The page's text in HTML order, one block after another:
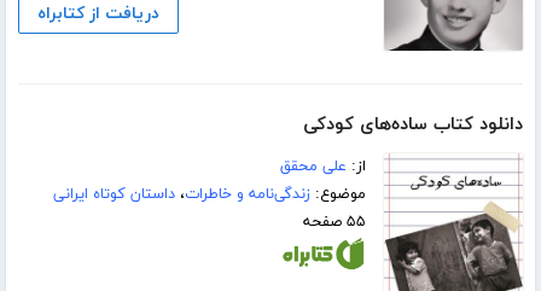
دریافت از کتابراه
دانلود کتاب ساده‌های کودکی
از: علی محقق
موضوع:زندگی‌نامه و خاطرات،داستان کوتاه ایرانی
۵۵ صفحه